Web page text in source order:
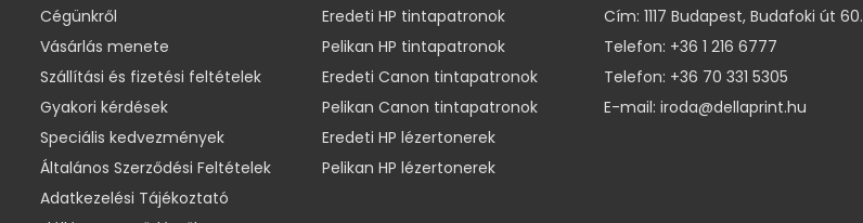
Cégünkről
Vásárlás menete
Szállítási és fizetési feltételek
Gyakori kérdések
Speciális kedvezmények
Általános Szerződési Feltételek
Adatkezelési Tájékoztató
Eredeti HP tintapatronok
Pelikan HP tintapatronok
Eredeti Canon tintapatronok
Pelikan Canon tintapatronok
Eredeti HP lézertonerek
Pelikan HP lézertonerek
Cím: 1117 Budapest, Budafoki út 60.
Telefon: +36 1 216 6777
Telefon: +36 70 331 5305
E-mail: iroda@dellaprint.hu